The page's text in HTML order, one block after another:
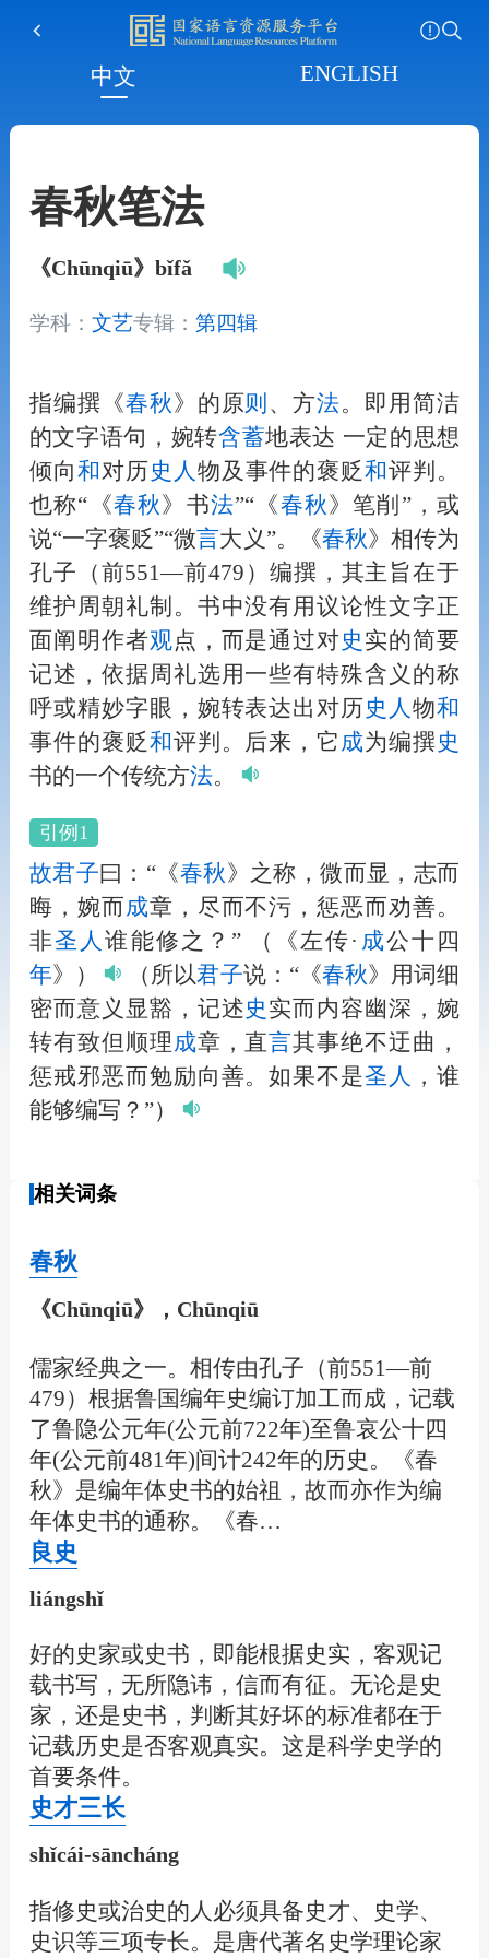
中文 ENGLISH
春秋笔法
《Chūnqiū》bǐfǎ
学科： 文艺专辑： 第四辑
指编撰《春秋》的原则 、方法。即用简洁
的文字语句，婉转含蓄地表达 一定的思想
倾向和 对历 史 人 物及事件的褒贬和评判。
也称“《春秋》书法”“《春秋》笔削”，或
说“一字褒贬”“微言大义”。《春秋》相传为
孔子（前551—前479）编撰，其主旨在于
维护周朝礼制。书中没有用议论性文字正
面阐明作者观点，而是通过对史 实的简要
记述，依据周礼选用一些有特殊含义的称
呼或精妙字眼，婉转表达出对历 史 人物和
事件的褒贬和评判。后来，它 成为编撰史
书的一个传统方法。
引例1
故君子曰：“《春秋》之称，微而显，志而
晦，婉而 成章，尽而不污，惩恶而劝善。
非圣 人谁能修之？” （《左传· 成公十四
年》） （所以君子说：“《春秋》用词细
密而意义显豁，记述史 实而内容幽深，婉
转有致但顺理 成章，直言其事绝不迂曲，
惩戒邪恶而勉励向善。如果不是圣 人
，谁
能够编写？”）
相关词条
春秋
《Chūnqiū》，Chūnqiū
儒家经典之一。相传由孔子（前551—前
479）根据鲁国编年史编订加工而成，记载
了鲁隐公元年(公元前722年)至鲁哀公十四
年(公元前481年)间计242年的历史。《春
秋》是编年体史书的始祖，故而亦作为编
年体史书的通称。《春…
良史
liángshǐ
好的史家或史书，即能根据史实，客观记
载书写，无所隐讳，信而有征。无论是史
家，还是史书，判断其好坏的标准都在于
记载历史是否客观真实。这是科学史学的
首要条件。
史才三长
shǐcái-sāncháng
指修史或治史的人必须具备史才、史学、
史识等三项专长。是唐代著名史学理论家